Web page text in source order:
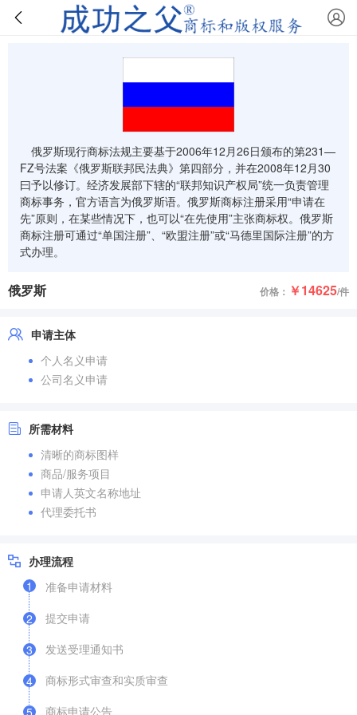
俄罗斯现行商标法规主要基于2006年12月26日颁布的第231—
FZ号法案《俄罗斯联邦民法典》第四部分，并在2008年12月30
曰予以修订。经济发展部下辖的“联邦知识产权局”统一负责管理
商标事务，官方语言为俄罗斯语。俄罗斯商标注册采用“申请在
先”原则，在某些情况下，也可以“在先使用”主张商标权。俄罗斯
商标注册可通过“单国注册”、“欧盟注册”或“马德里国际注册”的方
式办理。
俄罗斯 价格： ￥14625/件
申请主体
个人名义申请
公司名义申请
所需材料
清晰的商标图样
商品/服务项目
申请人英文名称地址
代理委托书
办理流程
1
准备申请材料
2
提交申请
3
发送受理通知书
4
商标形式审查和实质审查
5
商标申请公告